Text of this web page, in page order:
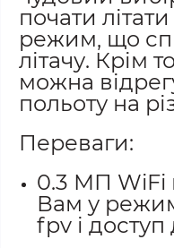
почати
режим, що
літачу. Крім
можна
польоту на
Переваги:
0.3 МП WiFi
Вам у
fpv і доступ